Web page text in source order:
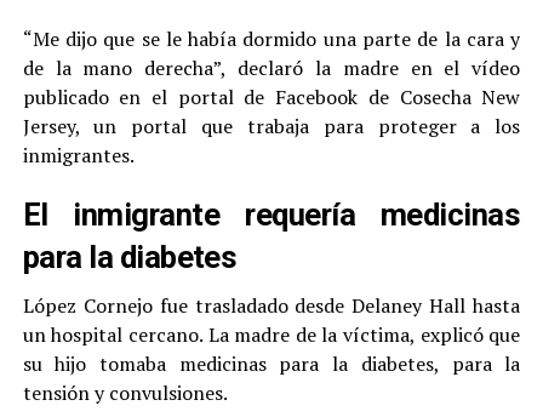
“Me dijo que se le había dormido una parte de la cara y
de la mano derecha”, declaró la madre en el vídeo
publicado en el portal de Facebook de Cosecha New
Jersey, un portal que trabaja para proteger a los
inmigrantes.
El inmigrante requería medicinas
para la diabetes
López Cornejo fue trasladado desde Delaney Hall hasta
un hospital cercano. La madre de la víctima, explicó que
su hijo tomaba medicinas para la diabetes, para la
tensión y convulsiones.